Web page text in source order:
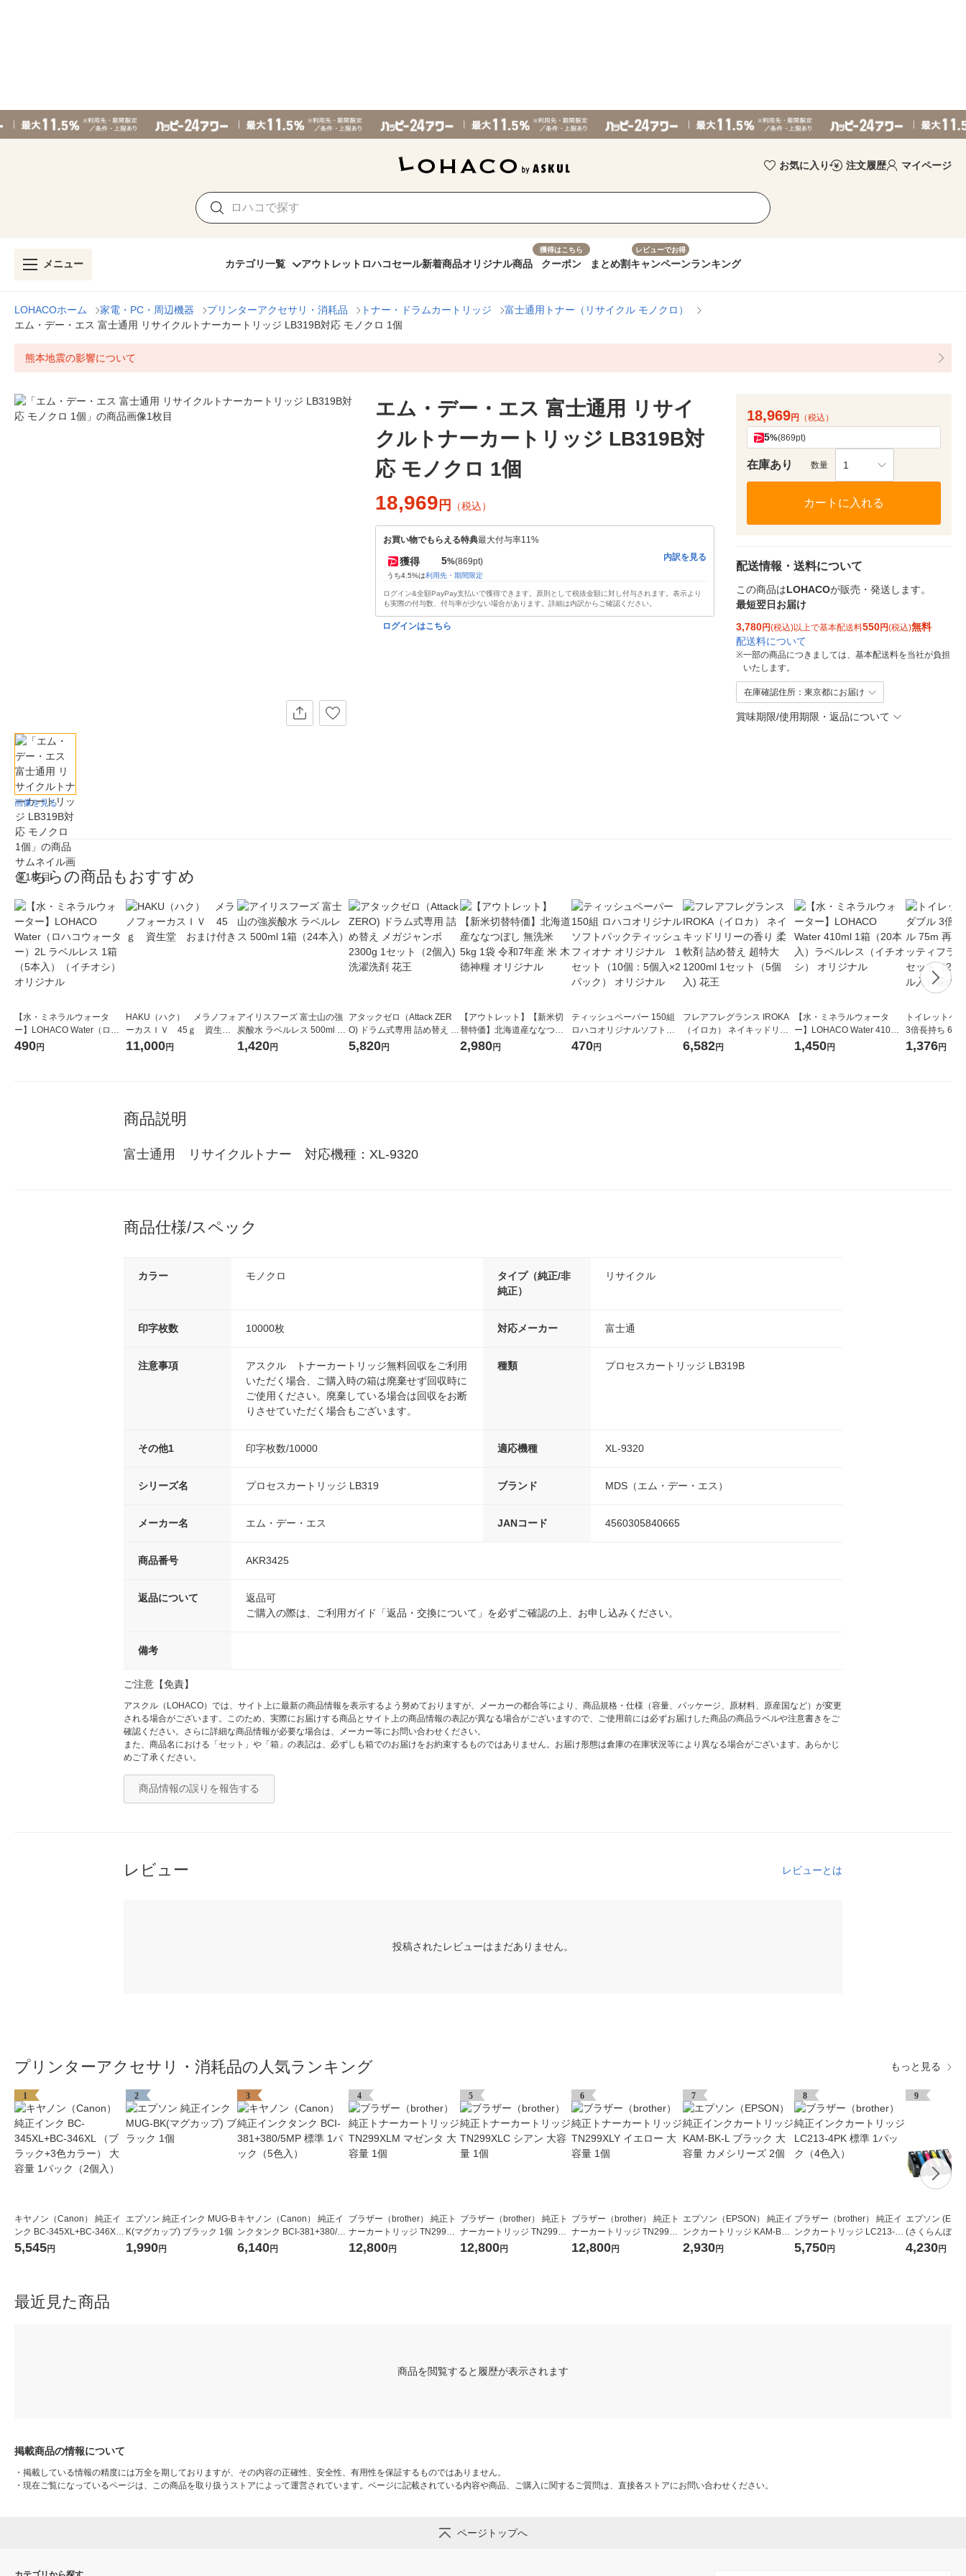
お気に入り 注文履歴 マイページ
メニュー カテゴリ一覧 アウトレット ロハコセール新着商品オリジナル商品
獲得はこちら
クーポン まとめ割
レビューでお得
キャンペーンランキング
LOHACOホーム 家電・PC・周辺機器 プリンターアクセサリ・消耗品 トナー・ドラムカートリッジ
富士通用トナー（リサイクル モノクロ）
エム・デー・エス 富士通用 リサイクルトナーカートリッジ LB319B対応 モノクロ 1個
熊本地震の影響について
画像を見る
エム・デー・エス 富士通用 リサイ
クルトナーカートリッジ LB319B対
応 モノクロ 1個
18,969 円 （税込）
お買い物でもらえる特典最大付与率11%
獲得 5%(869pt)
うち4.5%は利用先・期間限定
内訳を見る
ログイン&全額PayPay支払いで獲得できます。原則として税抜金額に対し付与されます。表示より
も実際の付与数、付与率が少ない場合があります。詳細は内訳からご確認ください。
ログインはこちら
18,969円 （税込）
5%(869pt)
在庫あり 数量 1
カートに入れる
配送情報・送料について
この商品はLOHACOが販売・発送します。
最短翌日お届け
3,780円(税込)以上で基本配送料550円(税込)無料
配送料について
※一部の商品につきましては、基本配送料を当社が負担
いたします。
在庫確認住所：東京都にお届け
賞味期限/使用期限・返品について
こちらの商品もおすすめ
【水・ミネラルウォータ
ー】LOHACO Water（ロハ
コウォーター）2L ラベルレ
490円
HAKU（ハク） メラノフォ
ーカスＩＶ 45ｇ 資生
堂 おまけ付き
11,000円
アイリスフーズ 富士山の強
炭酸水 ラベルレス 500ml 1
箱（24本入）
1,420円
アタックゼロ（Attack ZER
O) ドラム式専用 詰め替え メ
ガジャンボ 2300g 1セット
5,820円
【アウトレット】【新米切
替特価】北海道産ななつぼ
し 無洗米 5kg 1袋 令和7年産
2,980円
ティッシュペーパー 150組
ロハコオリジナルソフトパ
ックティッシュ フィオナ オ
470円
フレアフレグランス IROKA
（イロカ） ネイキッドリリ
ーの香り 柔軟剤 詰め替え 超
6,582円
【水・ミネラルウォータ
ー】LOHACO Water 410ml
1箱（20本入）ラベルレス
1,450円
トイレットペ
3倍長持ち 6ロール
紙配合 スコッ
1,376円
商品説明
富士通用　リサイクルトナー　対応機種：XL-9320
商品仕様/スペック
カラー モノクロ
タイプ（純正/非
純正）
リサイクル
印字枚数 10000枚 対応メーカー 富士通
注意事項
アスクル トナーカートリッジ無料回収をご利用
いただく場合、ご購入時の箱は廃棄せず回収時に
ご使用ください。廃棄している場合は回収をお断
りさせていただく場合もございます。
種類 プロセスカートリッジ LB319B
その他1 印字枚数/10000 適応機種 XL-9320
シリーズ名 プロセスカートリッジ LB319 ブランド MDS（エム・デー・エス）
メーカー名 エム・デー・エス JANコード 4560305840665
商品番号 AKR3425
返品について
返品可
ご購入の際は、ご利用ガイド「返品・交換について」を必ずご確認の上、お申し込みください。
備考
ご注意【免責】
アスクル（LOHACO）では、サイト上に最新の商品情報を表示するよう努めておりますが、メーカーの都合等により、商品規格・仕様（容量、パッケージ、原材料、原産国など）が変更
される場合がございます。このため、実際にお届けする商品とサイト上の商品情報の表記が異なる場合がございますので、ご使用前には必ずお届けした商品の商品ラベルや注意書きをご
確認ください。さらに詳細な商品情報が必要な場合は、メーカー等にお問い合わせください。
また、商品名における「セット」や「箱」の表記は、必ずしも箱でのお届けをお約束するものではありません。お届け形態は倉庫の在庫状況等により異なる場合がございます。あらかじ
めご了承ください。
商品情報の誤りを報告する
レビュー レビューとは
投稿されたレビューはまだありません。
プリンターアクセサリ・消耗品の人気ランキング もっと見る
1
キヤノン（Canon） 純正イ
ンク BC-345XL+BC-346XL
（ブラック+3色カラー） 大
5,545円
2
エプソン 純正インク MUG-B
K(マグカップ) ブラック 1個
1,990円
3
キヤノン（Canon） 純正イ
ンクタンク BCI-381+380/5
MP 標準 1パック（5色入）
6,140円
4
ブラザー（brother） 純正ト
ナーカートリッジ TN299XL
M マゼンタ 大容量 1個
12,800円
5
ブラザー（brother） 純正ト
ナーカートリッジ TN299XL
C シアン 大容量 1個
12,800円
6
ブラザー（brother） 純正ト
ナーカートリッジ TN299XL
Y イエロー 大容量 1個
12,800円
7
エプソン（EPSON） 純正イ
ンクカートリッジ KAM-BK-
L ブラック 大容量 カメシリ
2,930円
8
ブラザー（brother） 純正イ
ンクカートリッジ LC213-4P
K 標準 1パック（4色入）
5,750円
9
エプソン
(さくらんぼ)
トリッジ 6色
4,230円
最近見た商品
商品を閲覧すると履歴が表示されます
掲載商品の情報について
・ 掲載している情報の精度には万全を期しておりますが、その内容の正確性、安全性、有用性を保証するものではありません。
・ 現在ご覧になっているページは、この商品を取り扱うストアによって運営されています。ページに記載されている内容や商品、ご購入に関するご質問は、直接各ストアにお問い合わせください。
ページトップへ